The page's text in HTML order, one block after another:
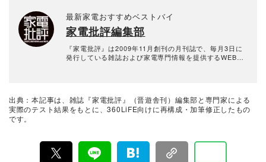
最新家電おすすめベストバイ
家電批評編集部
『家電批評』は2009年11月創刊の月刊誌で、毎月3日に
発行している雑誌および家電専門情報を提供するWEBメ
検証機関が実機テストを行い、価格やブランドに惑わさ
れることなく製品の本質的な性能を見極め、その良し悪
出典：本記事は、雑誌『家電批評』（晋遊舎刊）編集部と専門家による
実際のテスト結果をもとに、360LiFE向けに再構成・加筆修正したもの
です。